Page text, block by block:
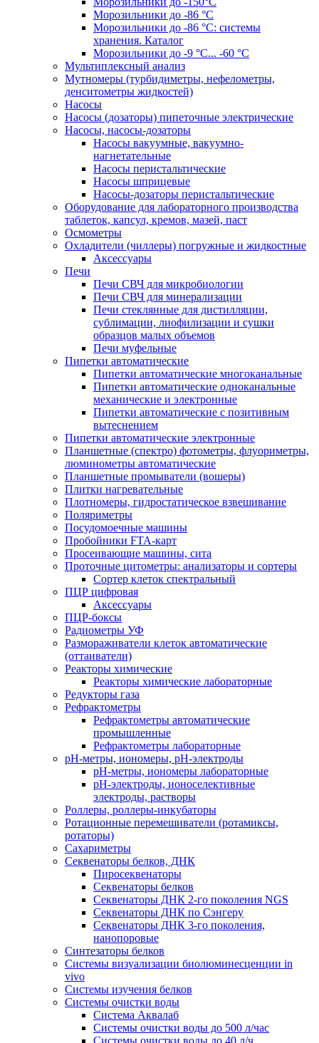
Морозильники до -86 °C
Морозильники до -86 °C: системы
хранения. Каталог
Морозильники до -9 °C... -60 °C
Мультиплексный анализ
Мутномеры (турбидиметры, нефелометры,
денситометры жидкостей)
Насосы
Насосы (дозаторы) пипеточные электрические
Насосы, насосы-дозаторы
Насосы вакуумные, вакуумно-
нагнетательные
Насосы перистальтические
Насосы шприцевые
Насосы-дозаторы перистальтические
Оборудование для лабораторного производства
таблеток, капсул, кремов, мазей, паст
Осмометры
Охладители (чиллеры) погружные и жидкостные
Аксессуары
Печи
Печи СВЧ для микробиологии
Печи СВЧ для минерализации
Печи стеклянные для дистилляции,
сублимации, лиофилизации и сушки
образцов малых объемов
Печи муфельные
Пипетки автоматические
Пипетки автоматические многоканальные
Пипетки автоматические одноканальные
механические и электронные
Пипетки автоматические с позитивным
вытеснением
Пипетки автоматические электронные
Планшетные (спектро) фотометры, флуориметры,
люминометры автоматические
Планшетные промыватели (вошеры)
Плитки нагревательные
Плотномеры, гидростатическое взвешивание
Поляриметры
Посудомоечные машины
Пробойники FTA-карт
Просеивающие машины, сита
Проточные цитометры: анализаторы и сортеры
Сортер клеток спектральный
ПЦР цифровая
Аксессуары
ПЦР-боксы
Радиометры УФ
Размораживатели клеток автоматические
(оттаиватели)
Реакторы химические
Реакторы химические лабораторные
Редукторы газа
Рефрактометры
Рефрактометры автоматические
промышленные
Рефрактометры лабораторные
рН-метры, иономеры, рН-электроды
рН-метры, иономеры лабораторные
рН-электроды, ионоселективные
электроды, растворы
Роллеры, роллеры-инкубаторы
Ротационные перемешиватели (ротамиксы,
ротаторы)
Сахариметры
Секвенаторы белков, ДНК
Пиросеквенаторы
Секвенаторы белков
Секвенаторы ДНК 2-го поколения NGS
Секвенаторы ДНК по Сэнгеру
Секвенаторы ДНК 3-го поколения,
нанопоровые
Синтезаторы белков
Системы визуализации биолюминесценции in
vivo
Системы изучения белков
Системы очистки воды
Система Аквалаб
Системы очистки воды до 500 л/час
Системы очистки воды до 40 л/ч